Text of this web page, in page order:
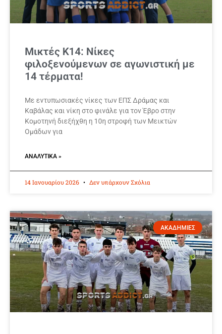
Μικτές Κ14: Νίκες
φιλοξενούμενων σε αγωνιστική με
14 τέρματα!
Με εντυπωσιακές νίκες των ΕΠΣ Δράμας και
Καβάλας και νίκη στο φινάλε για τον Έβρο στην
Κομοτηνή διεξήχθη η 10η στροφή των Μεικτών
Ομάδων για
ΑΝΑΛΥΤΙΚΆ »
14 Ιανουαρίου 2026 Δεν υπάρχουν Σχόλια
ΑΚΑΔΗΜΙΕΣ